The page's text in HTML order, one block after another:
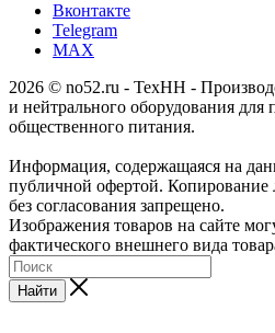
Вконтакте
Telegram
MAX
2026 © no52.ru - ТехНН -
и нейтрального оборудования для
общественного питания.
Информация, содержащаяся на
публичной офертой. Копирование
без согласования запрещено.
Изображения товаров на сайте
фактического внешнего вида
Найти